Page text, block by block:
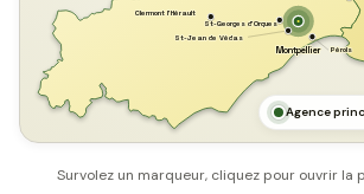
Montpellier Pérols
St-Georges d'Orques
Clermont l'Hérault
St-Jean de Védas
Agence
Survolez un marqueur, cliquez pour ouvrir la